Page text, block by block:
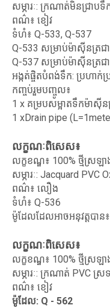
សម្ភារៈ: ក្រណាត់មិនជ្រាបទឹ
ពណ៌៖ ខៀវ
ទំហំ៖ Q-533, Q-537
Q-533 សម្រាប់ម៉ាស៊ីនត្រជា
Q-537 សម្រាប់ម៉ាស៊ីនត្រជា
អង្កត់ផ្ចិតបំពង់ទឹក: ប្រហា
កញ្ចប់រួមបញ្ចូល៖
1 x គម្របសម្អាតទឹកម៉ាស៊ីន
1 xDrain pipe
លក្ខណៈ​ពិសេស៖
លក្ខខណ្ឌ៖ 100% ថ្មីស្រឡា
សម្ភារៈ: Jacquard PVC
ពណ៌៖ លឿង
ទំហំ៖ Q-536
ម៉ូដែលដែលអាចអនុវត្តបា
លក្ខណៈ​ពិសេស៖
លក្ខខណ្ឌ៖ 100% ថ្មីស្រឡា
សម្ភារៈ: ក្រណាត់ PVC ស្រទ
ពណ៌៖ ខៀវ
ម៉ូដែល: Q - 562